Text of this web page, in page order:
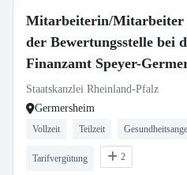
Mitarbeiterin/Mitarbeiter
der Bewertungsstelle bei
Finanzamt Speyer-
Staatskanzlei Rheinland-Pfalz
Germersheim
Vollzeit Teilzeit
Tarifvergütung 2